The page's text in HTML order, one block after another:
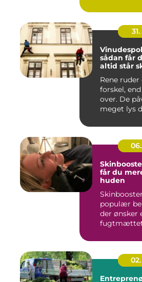
sådan får
altid står
Rene
forskel,
over. De
meget lys
Skinbooster
får du
huden
populær
der ønsker